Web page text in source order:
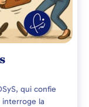
qui confie
interroge la